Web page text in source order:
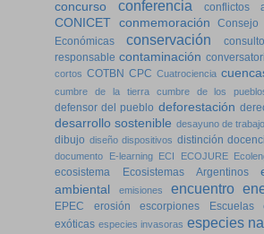
concurso
conferencia conflictos
CONICET conmemoración
Económicas
conservación
responsable contaminación
cortos COTBN CPC Cuatrociencia
cumbre de la tierra cumbre de los
defensor del pueblo deforestación
desarrollo sostenible desayuno de trabajo
dibujo diseño dispositivos distinción
documento E-learning ECI ECOJURE
ecosistema
Ecosistemas Argentinos
ambiental
emisiones encuentro
EPEC
erosión escorpiones Escuelas
exóticas especies invasoras especies